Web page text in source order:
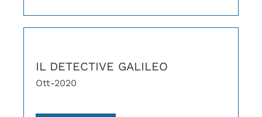
IL DETECTIVE GALILEO
Ott-2020